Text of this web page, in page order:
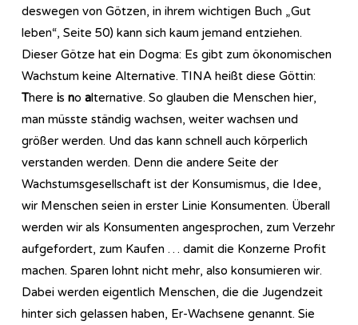
deswegen von Götzen, in ihrem wichtigen Buch „Gut
leben“, Seite 50) kann sich kaum jemand entziehen.
Dieser Götze hat ein Dogma: Es gibt zum ökonomischen
Wachstum keine Alternative. TINA heißt diese Göttin:
There is no alternative. So glauben die Menschen hier,
man müsste ständig wachsen, weiter wachsen und
größer werden. Und das kann schnell auch körperlich
verstanden werden. Denn die andere Seite der
Wachstumsgesellschaft ist der Konsumismus, die Idee,
wir Menschen seien in erster Linie Konsumenten. Überall
werden wir als Konsumenten angesprochen, zum Verzehr
aufgefordert, zum Kaufen … damit die Konzerne Profit
machen. Sparen lohnt nicht mehr, also konsumieren wir.
Dabei werden eigentlich Menschen, die die Jugendzeit
hinter sich gelassen haben, Er-Wachsene genannt. Sie